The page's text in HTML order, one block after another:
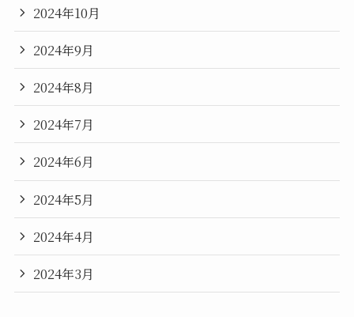
2024年10月
2024年9月
2024年8月
2024年7月
2024年6月
2024年5月
2024年4月
2024年3月